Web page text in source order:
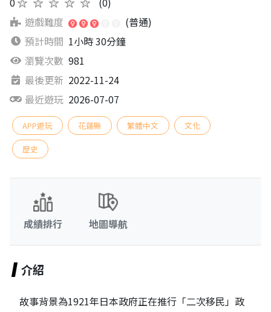
遊戲難度
(普通)
預計時間 1小時 30分鐘
瀏覽次數 981
最後更新 2022-11-24
最近遊玩 2026-07-07
APP遊玩 花蓮縣 繁體中文 文化
歷史
成績排行 地圖導航
介紹
故事背景為1921年日本政府正在推行「二次移民」政